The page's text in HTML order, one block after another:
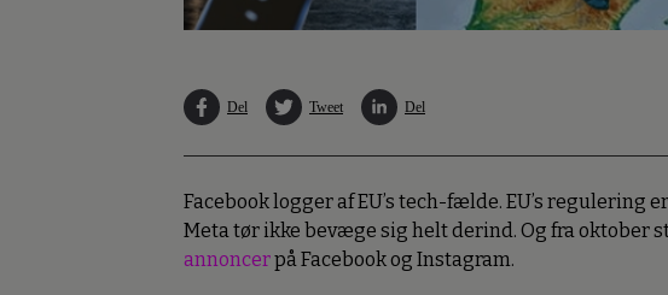
Del Tweet Del
Facebook logger af EU’s tech-fælde. EU’s regulering
Meta tør ikke bevæge sig helt derind. Og fra oktober
annoncerpå Facebook og Instagram.